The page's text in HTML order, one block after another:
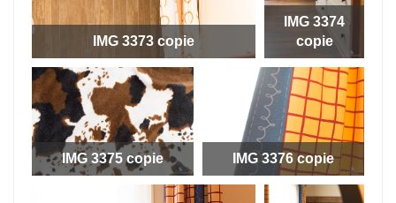
IMG 3373 copie
IMG 3374
copie
IMG 3375 copie IMG 3376 copie